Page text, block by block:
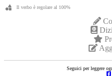
Il verbo è regolare al 100%
Seguici per leggere